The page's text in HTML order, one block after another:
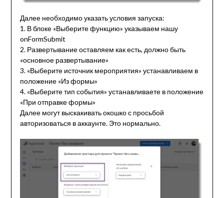
Далее необходимо указать условия запуска:
1. В блоке «Выберите функцию» указываем нашу
onFormSubmit
2. Развертывание оставляем как есть, должно быть
«основное развертывание»
3. «Выберите источник мероприятия» устанавливаем в
положение «Из формы»
4. «Выберите тип события» устанавливаете в положение
«При отправке формы»
Далее могут выскакивать окошко с просьбой
авторизоваться в аккаунте. Это нормально.